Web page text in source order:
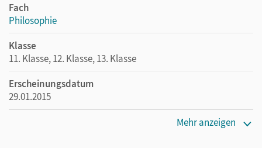
Fach
Philosophie
Klasse
11. Klasse, 12. Klasse, 13. Klasse
Erscheinungsdatum
29.01.2015
Mehr anzeigen